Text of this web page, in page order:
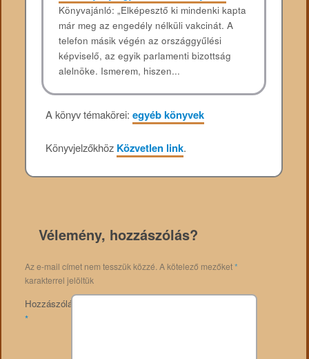
Könyvajánló: „Elképesztő ki mindenki kapta
már meg az engedély nélküli vakcinát. A
telefon másik végén az országgyűlési
képviselő, az egyik parlamenti bizottság
alelnöke. Ismerem, hiszen...
A könyv témakörei:egyéb könyvek
Könyvjelzőkhöz Közvetlen link.
Vélemény, hozzászólás?
Az e-mail címet nem tesszük közzé. A kötelező mezőket*
karakterrel jelöltük
Hozzászólás
*